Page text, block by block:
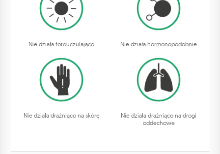
Nie działa fotouczulająco Nie działa hormonopodobnie
Nie działa drażniąco na skórę
Nie działa drażniąco na drogi
oddechowe